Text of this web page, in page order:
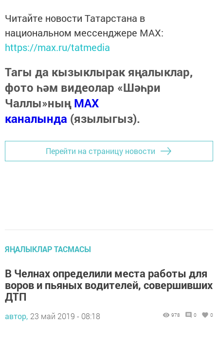
Читайте новости Татарстана в
национальном мессенджере MАХ:
https://max.ru/tatmedia
Тагы да кызыклырак яңалыклар,
фото һәм видеолар «Шәһри
Чаллы»ныңMAX
каналында (язылыгыз).
Перейти на страницу новости
ЯҢАЛЫКЛАР ТАСМАСЫ
В Челнах определили места работы для
воров и пьяных водителей, совершивших
ДТП
автор, 23 май 2019 - 08:18 978 0 0